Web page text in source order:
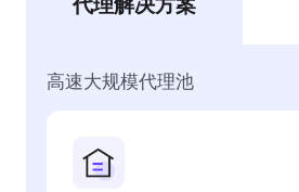
高速大规模代理池